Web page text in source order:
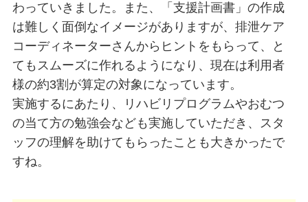
わっていきました。また、「支援計画書」の作成
は難しく面倒なイメージがありますが、排泄ケア
コーディネーターさんからヒントをもらって、と
てもスムーズに作れるようになり、現在は利用者
様の約3割が算定の対象になっています。
実施するにあたり、リハビリプログラムやおむつ
の当て方の勉強会なども実施していただき、スタ
ッフの理解を助けてもらったことも大きかったで
すね。